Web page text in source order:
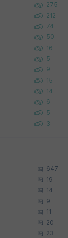
275
212
74
50
16
5
9
15
14
6
5
3
647
19
14
9
11
20
23